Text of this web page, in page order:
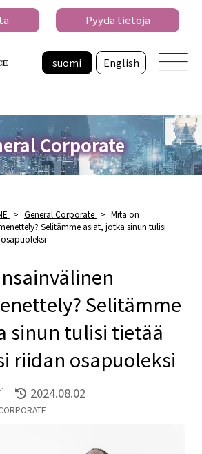
suomi English
Pyydä tietoja
Corporate
> General Corporate > Mitä on
Selitämme asiat, jotka sinun tulisi
Selitämme
sinun tulisi tietää
riidan osapuoleksi
2024.08.02